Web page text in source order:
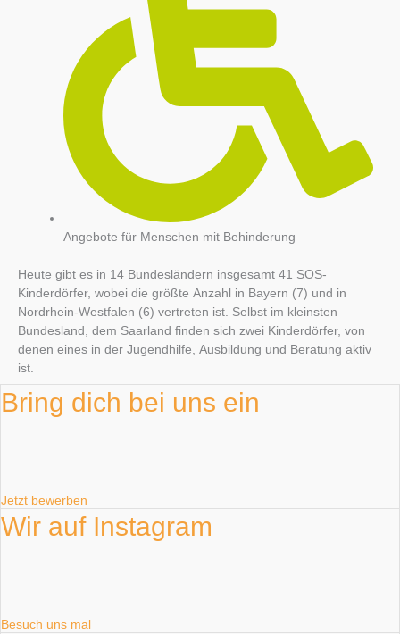
Angebote für Menschen mit Behinderung
Heute gibt es in 14 Bundesländern insgesamt 41 SOS-
Kinderdörfer, wobei die größte Anzahl in Bayern (7) und in
Nordrhein-Westfalen (6) vertreten ist. Selbst im kleinsten
Bundesland, dem Saarland finden sich zwei Kinderdörfer, von
denen eines in der Jugendhilfe, Ausbildung und Beratung aktiv
ist.
Bring dich bei uns ein
Jetzt bewerben
Wir auf Instagram
Besuch uns mal